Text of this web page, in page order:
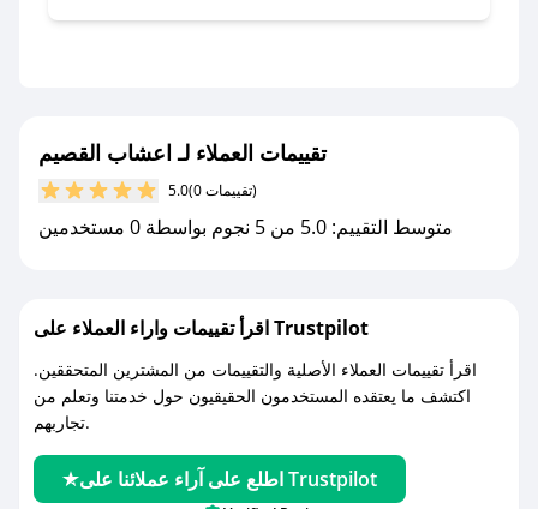
مع صحصح، تسوق بذكاء ووفّر على كل مشترياتك مع
تقييمات العملاء لـ اعشاب القصيم
5.0 (0 تقييمات)
متوسط التقييم: 5.0 من 5 نجوم بواسطة 0 مستخدمين
اقرأ تقييمات واراء العملاء على Trustpilot
اقرأ تقييمات العملاء الأصلية والتقييمات من المشترين المتحققين.
اكتشف ما يعتقده المستخدمون الحقيقيون حول خدمتنا وتعلم من
تجاربهم.
اطلع على آراء عملائنا على Trustpilot